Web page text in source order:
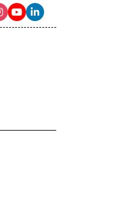
প্রাণ যায় ইউনিক পরিবহনের